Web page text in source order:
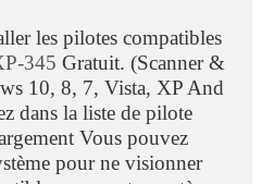
les pilotes compatibles
345 Gratuit. (Scanner &
10, 8, 7, Vista, XP And
dans la liste de pilote
Vous pouvez
pour ne visionner